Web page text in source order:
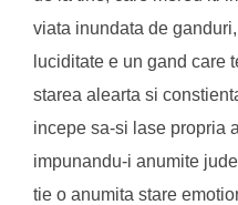
viata inundata de
luciditate e un gand care
starea alearta si
incepe sa-si lase propria
impunandu-i anumite
tie o anumita stare